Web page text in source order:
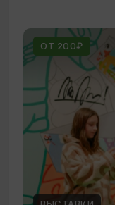
ОТ 200₽